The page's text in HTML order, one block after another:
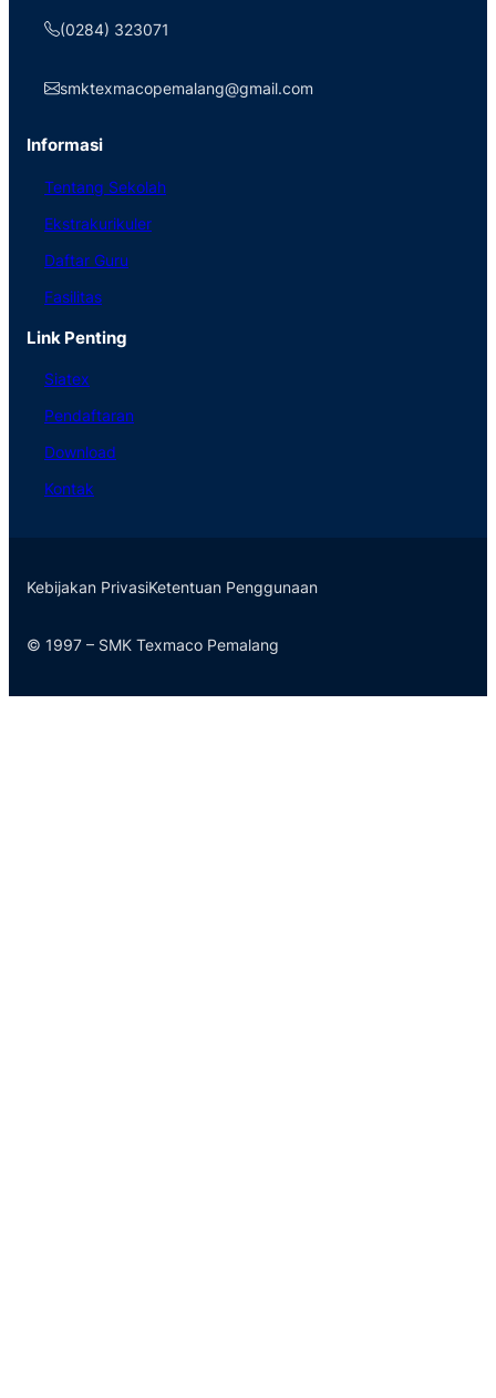
(0284) 323071
smktexmacopemalang@gmail.com
Informasi
Tentang Sekolah
Ekstrakurikuler
Daftar Guru
Fasilitas
Link Penting
Siatex
Pendaftaran
Download
Kontak
© 1997 – SMK Texmaco Pemalang
Kebijakan PrivasiKetentuan Penggunaan